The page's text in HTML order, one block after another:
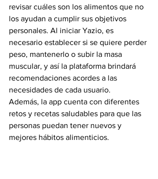
revisar cuáles son los alimentos que no
los ayudan a cumplir sus objetivos
personales. Al iniciar Yazio, es
necesario establecer si se quiere perder
peso, mantenerlo o subir la masa
muscular, y así la plataforma brindará
recomendaciones acordes a las
necesidades de cada usuario.
Además, la app cuenta con diferentes
retos y recetas saludables para que las
personas puedan tener nuevos y
mejores hábitos alimenticios.